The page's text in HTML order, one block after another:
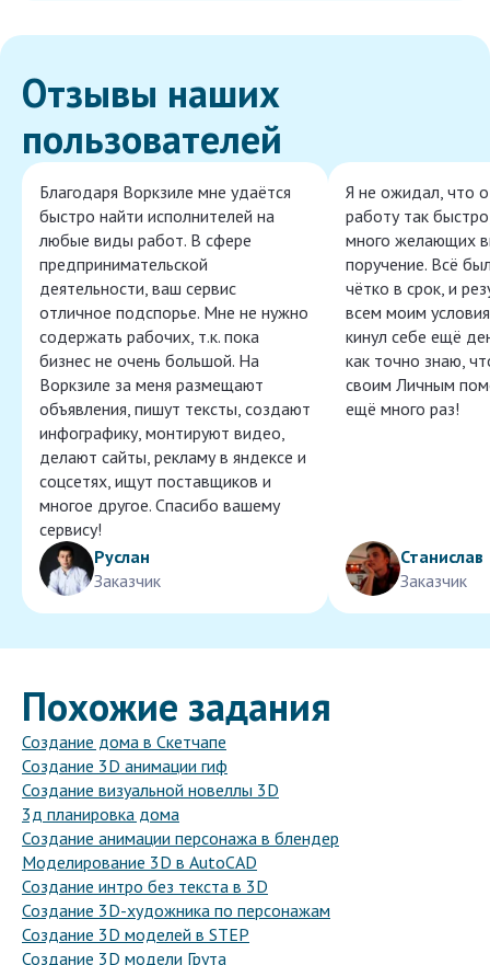
Отзывы наших
пользователей
Благодаря Воркзиле мне удаётся
быстро найти исполнителей на
любые виды работ. В сфере
предпринимательской
деятельности, ваш сервис
отличное подспорье. Мне не нужно
содержать рабочих, т.к. пока
бизнес не очень большой. На
Воркзиле за меня размещают
объявления, пишут тексты, создают
инфографику, монтируют видео,
делают сайты, рекламу в яндексе и
соцсетях, ищут поставщиков и
многое другое. Спасибо вашему
сервису!
Руслан
Заказчик
Я не ожидал, что
работу так
много желающих
поручение. Всё
чётко в срок, и
всем моим
кинул себе ещё
как точно знаю,
своим Личным
ещё много раз!
Станислав
Заказчик
Похожие задания
Создание дома в Скетчапе
Создание 3D анимации гиф
Создание визуальной новеллы 3D
3д планировка дома
Создание анимации персонажа в блендер
Моделирование 3D в AutoCAD
Создание интро без текста в 3D
Создание 3D-художника по персонажам
Создание 3D моделей в STEP
Создание 3D модели Грута